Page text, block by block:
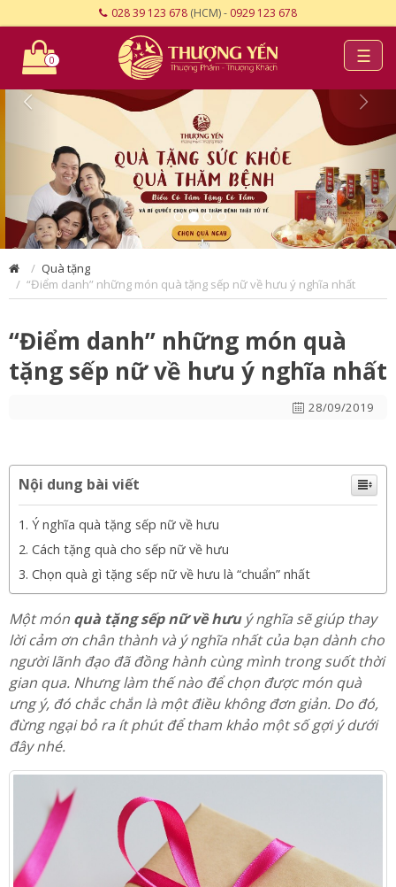
028 39 123 678 (HCM) - 0929 123 678
☰
0
“Điểm danh” những món quà tặng sếp nữ về hưu ý nghĩa nhất
“Điểm danh” những món quà
tặng sếp nữ về hưu ý nghĩa nhất
Nội dung bài viết
Ý nghĩa quà tặng sếp nữ về hưu
Chọn quà gì tặng sếp nữ về hưu là “chuẩn” nhất
Một mónquà tặng sếp nữ về hưu ý nghĩa sẽ giúp thay
lời cảm ơn chân thành và ý nghĩa nhất của bạn dành cho
người lãnh đạo đã đồng hành cùng mình trong suốt thời
gian qua. Nhưng làm thế nào để chọn được món quà
ưng ý, đó chắc chắn là một điều không đơn giản. Do đó,
đừng ngại bỏ ra ít phút để tham khảo một số gợi ý dưới
đây nhé.